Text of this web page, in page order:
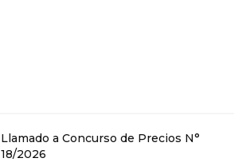
Llamado a Concurso de Precios N°
18/2026